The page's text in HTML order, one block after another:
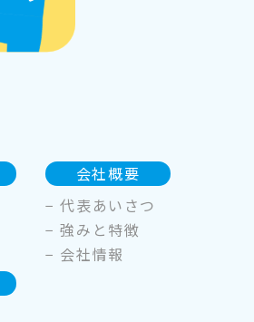
会社概要
−代表あいさつ
−強みと特徴
− 会社情報